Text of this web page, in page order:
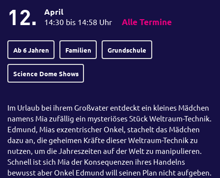
12. April
14:30 bis 14:58 Uhr Alle Termine
Ab 6 Jahren Familien Grundschule
Science Dome Shows
Im Urlaub bei ihrem Großvater entdeckt ein kleines Mädchen
namens Mia zufällig ein mysteriöses Stück Weltraum-Technik.
Edmund, Mias exzentrischer Onkel, stachelt das Mädchen
dazu an, die geheimen Kräfte dieser Weltraum-Technik zu
nutzen, um die Jahreszeiten auf der Welt zu manipulieren.
Schnell ist sich Mia der Konsequenzen ihres Handelns
bewusst aber Onkel Edmund will seinen Plan nicht aufgeben.